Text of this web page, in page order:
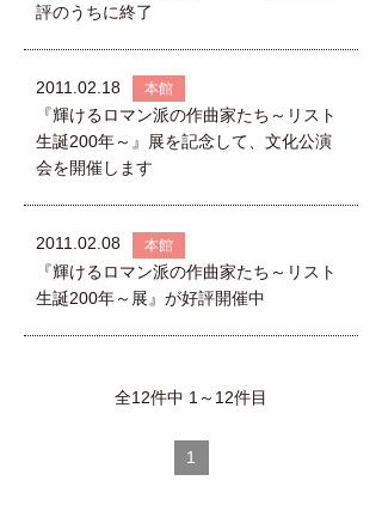
評のうちに終了
2011.02.18 本館
『輝けるロマン派の作曲家たち～リスト
生誕200年～』展を記念して、文化公演
会を開催します
2011.02.08 本館
『輝けるロマン派の作曲家たち～リスト
生誕200年～展』が好評開催中
全12件中 1～12件目
1